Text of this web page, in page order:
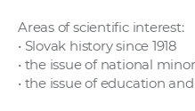
Areas of scientific interest:
• Slovak history since 1918
• the issue of national
• the issue of education